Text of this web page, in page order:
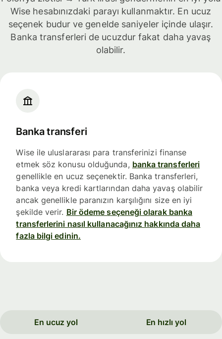
Wise hesabınızdaki parayı kullanmaktır. En ucuz
seçenek budur ve genelde saniyeler içinde ulaşır.
Banka transferleri de ucuzdur fakat daha yavaş
olabilir.
Banka transferi
Wise ile uluslararası para transferinizi finanse
etmek söz konusu olduğunda, banka transferleri
genellikle en ucuz seçenektir. Banka transferleri,
banka veya kredi kartlarından daha yavaş olabilir
ancak genellikle paranızın karşılığını size en iyi
şekilde verir. Bir ödeme seçeneği olarak banka
transferlerini nasıl kullanacağınız hakkında daha
fazla bilgi edinin.
En ucuz yol En hızlı yol